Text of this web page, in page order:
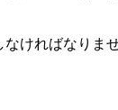
ければなり